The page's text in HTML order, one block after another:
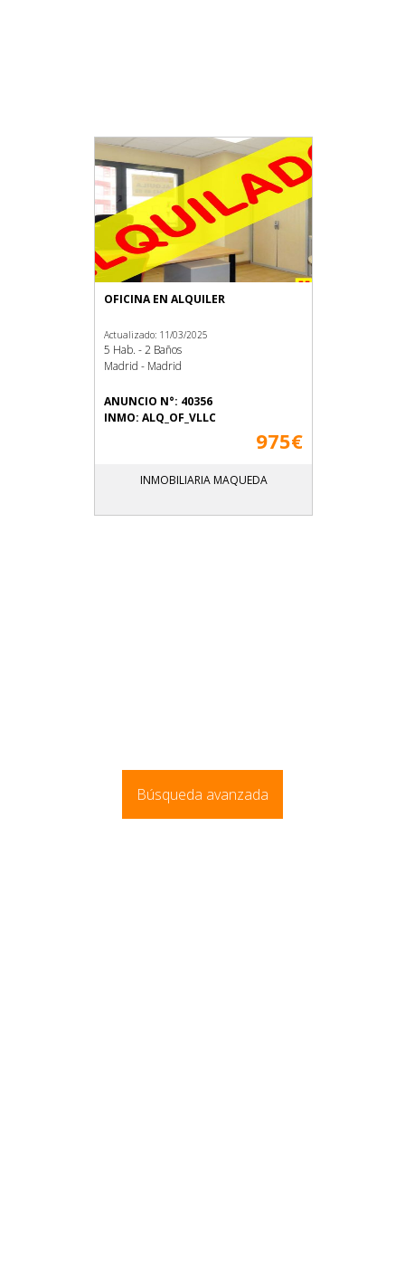
OFICINA EN ALQUILER
Actualizado: 11/03/2025
5 Hab. - 2 Baños
Madrid - Madrid
ANUNCIO N°: 40356
INMO: ALQ_OF_VLLC
975€
INMOBILIARIA MAQUEDA
Búsqueda avanzada